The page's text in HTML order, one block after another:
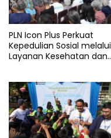
PLN Icon Plus Perkuat
Kepedulian Sosial melalui
Layanan Kesehatan dan